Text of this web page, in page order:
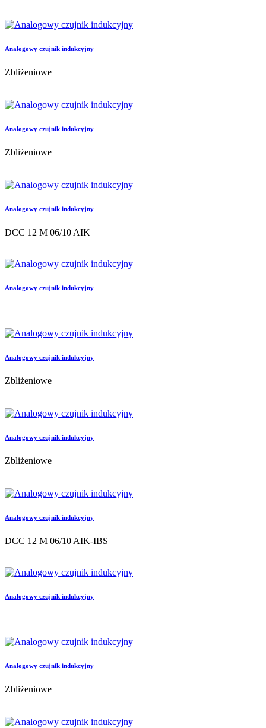
Analogowy czujnik indukcyjny
Zbliżeniowe
Analogowy czujnik indukcyjny
Zbliżeniowe
Analogowy czujnik indukcyjny
DCC 12 M 06/10 AIK
Analogowy czujnik indukcyjny
Analogowy czujnik indukcyjny
Zbliżeniowe
Analogowy czujnik indukcyjny
Zbliżeniowe
Analogowy czujnik indukcyjny
DCC 12 M 06/10 AIK-IBS
Analogowy czujnik indukcyjny
Analogowy czujnik indukcyjny
Zbliżeniowe